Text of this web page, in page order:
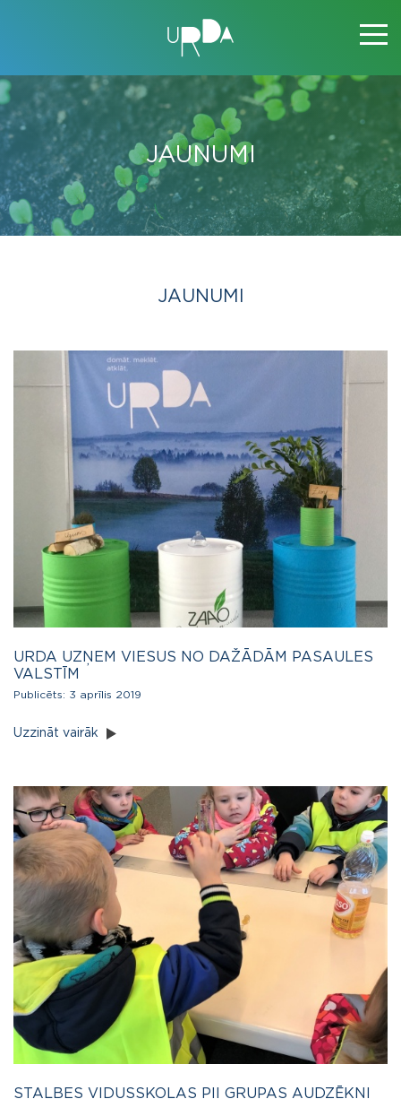
JAUNUMI
JAUNUMI
URDA UZŅEM VIESUS NO DAŽĀDĀM PASAULES
VALSTĪM
Publicēts: 3 aprīlis 2019
Uzzināt vairāk
STALBES VIDUSSKOLAS PII GRUPAS AUDZĒKŅI